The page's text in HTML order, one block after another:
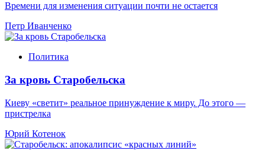
Времени для изменения ситуации почти не остается
Петр Иванченко
Политика
За кровь Старобельска
Киеву «светит» реальное принуждение к миру. До этого —
пристрелка
Юрий Котенок